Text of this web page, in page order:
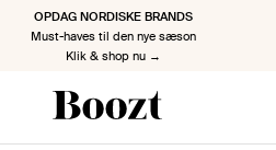
TILBAGE PÅ ARBEJDE, TILBAGE MED STIL
Kickstart den nye sæson
Klik & shop nu →